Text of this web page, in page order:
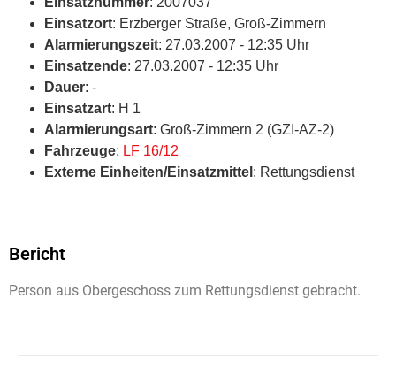
Einsatzort: Erzberger Straße, Groß-Zimmern
Alarmierungszeit: 27.03.2007 - 12:35 Uhr
Einsatzende: 27.03.2007 - 12:35 Uhr
Dauer: -
Einsatzart: H 1
Alarmierungsart: Groß-Zimmern 2 (GZI-AZ-2)
Fahrzeuge: LF 16/12
Externe Einheiten/Einsatzmittel : Rettungsdienst
Bericht
Person aus Obergeschoss zum Rettungsdienst gebracht.